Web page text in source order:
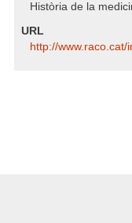
Història de la
URL
http:/​/​